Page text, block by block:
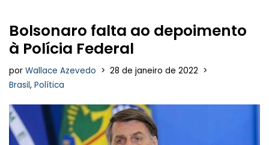
Bolsonaro falta ao depoimento
à Polícia Federal
por Wallace Azevedo
28 de janeiro de 2022
Brasil, Política